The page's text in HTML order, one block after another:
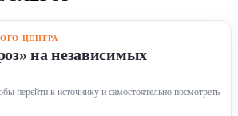
ЦЕНТРА
на независимых
перейти к источнику и самостоятельно посмотреть